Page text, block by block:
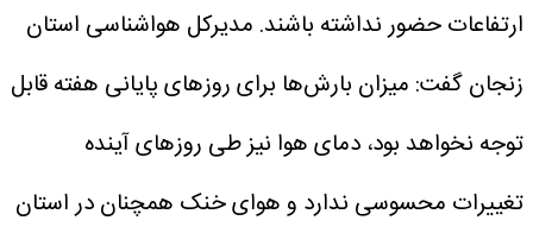
ارتفاعات حضور نداشته باشند. مدیرکل هواشناسی استان
زنجان گفت: میزان بارش‌ها برای روزهای پایانی هفته قابل
توجه نخواهد بود، دمای هوا نیز طی روزهای آینده
تغییرات محسوسی ندارد و هوای خنک همچنان در استان